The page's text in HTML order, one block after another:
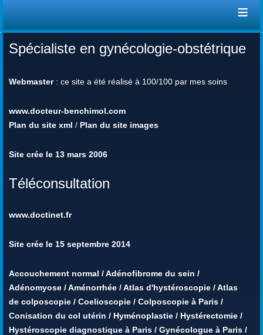
≡
Spécialiste en gynécologie-obstétrique
Webmaster: ce site a été réalisé à 100/100 par mes soins
www.docteur-benchimol.com
Plan du site xml / Plan du site images
Site crée le 13 mars 2006
Téléconsultation
www.doctinet.fr
Site crée le 15 septembre 2014
Accouchement normal /Adénofibrome du sein /
Adénomyose /Aménorrhée /Atlas d'hystéroscopie /Atlas
de colposcopie / Coelioscopie / Colposcopie à Paris /
Conisation du col utérin / Hyménoplastie / Hystérectomie /
Hystéroscopie diagnostique à Paris / Gynécologue à Paris /